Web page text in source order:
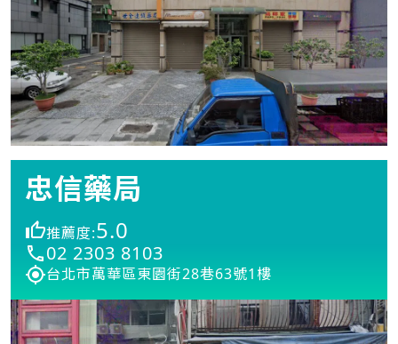
忠信藥局
推薦度:5.0
02 2303 8103
台北市萬華區東園街28巷63號1樓